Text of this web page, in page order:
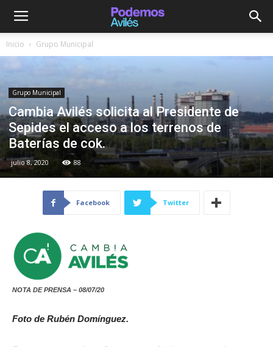
Inicio Grupo Municipal
Grupo Municipal
Cambia Avilés solicita al Presidente de
Sepides el acceso a los terrenos de
Baterías de cok.
julio 8, 2020 88
Facebook Twitter
NOTA DE PRENSA – 08/07/20
Foto de Rubén Domínguez.